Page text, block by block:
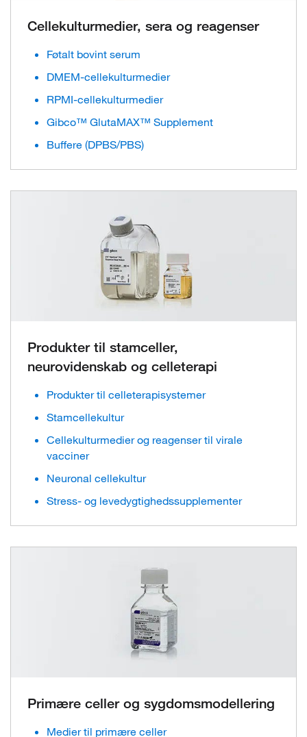
Cellekulturmedier, sera og reagenser
Føtalt bovint serum
DMEM-cellekulturmedier
RPMI-cellekulturmedier
Gibco™ GlutaMAX™ Supplement
Buffere (DPBS/PBS)
Produkter til stamceller,
neurovidenskab og celleterapi
Produkter til celleterapisystemer
Stamcellekultur
Cellekulturmedier og reagenser til virale
vacciner
Neuronal cellekultur
Stress- og levedygtighedssupplementer
Primære celler og sygdomsmodellering
Medier til primære celler